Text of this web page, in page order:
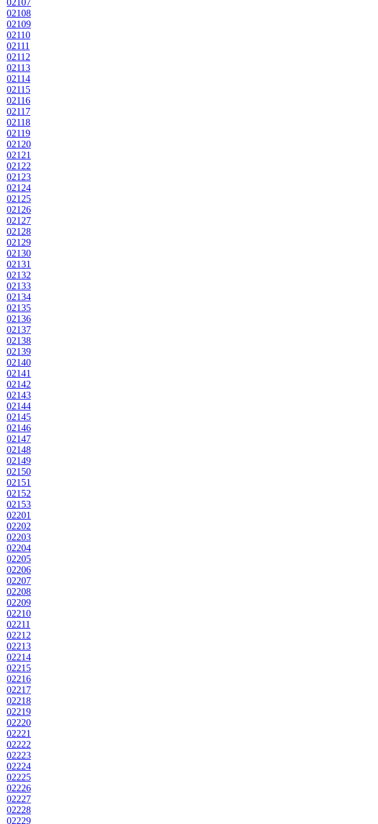
02107
02108
02109
02110
02111
02112
02113
02114
02115
02116
02117
02118
02119
02120
02121
02122
02123
02124
02125
02126
02127
02128
02129
02130
02131
02132
02133
02134
02135
02136
02137
02138
02139
02140
02141
02142
02143
02144
02145
02146
02147
02148
02149
02150
02151
02152
02153
02201
02202
02203
02204
02205
02206
02207
02208
02209
02210
02211
02212
02213
02214
02215
02216
02217
02218
02219
02220
02221
02222
02223
02224
02225
02226
02227
02228
02229